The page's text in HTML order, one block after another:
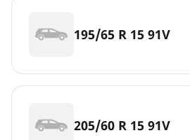
195/65 R 15 91V
205/60 R 15 91V